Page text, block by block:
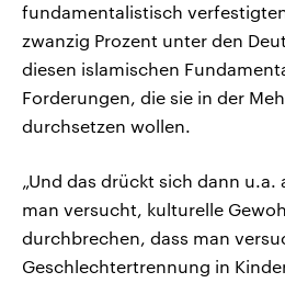
fundamentalistisch
zwanzig Prozent unter den
diesen islamischen
Forderungen, die sie in der
durchsetzen wollen.
„Und das drückt sich dann u.a.
man versucht, kulturelle
durchbrechen, dass man
Geschlechtertrennung in